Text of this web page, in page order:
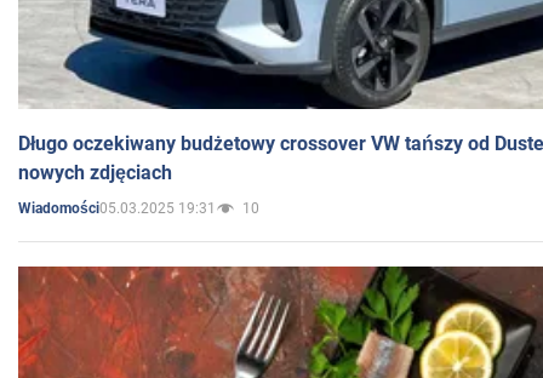
Długo oczekiwany budżetowy crossover VW tańszy od
nowych zdjęciach
Wiadomości05.03.2025 19:31 10